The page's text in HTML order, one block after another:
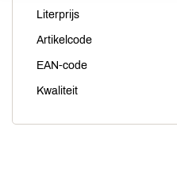
Literprijs
Artikelcode
EAN-code
Kwaliteit